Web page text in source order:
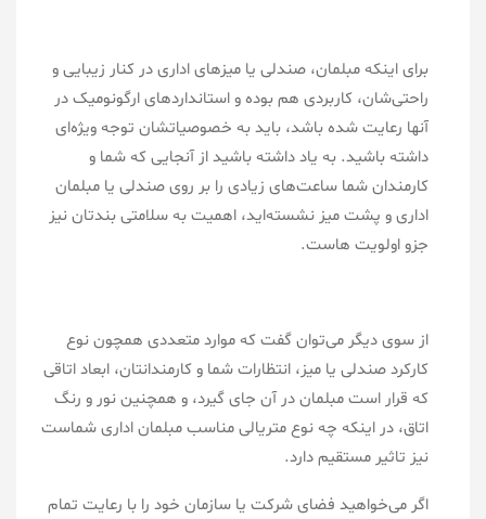
برای اینکه مبلمان، صندلی یا میزهای اداری در کنار زیبایی و
راحتی‌شان، کاربردی هم بوده و استانداردهای ارگونومیک در
آنها رعایت شده باشد، باید به خصوصیاتشان توجه ویژه‌ای
داشته باشید. به یاد داشته باشید از آنجایی که شما و
کارمندان شما ساعت‌های زیادی را بر روی صندلی یا مبلمان
اداری و پشت میز نشسته‌اید، اهمیت به سلامتی بندتان نیز
جزو اولویت هاست.
از سوی دیگر می‌توان گفت که موارد متعددی همچون نوع
کارکرد صندلی یا میز، انتظارات شما و کارمندانتان، ابعاد اتاقی
که قرار است مبلمان در آن جای گیرد، و همچنین نور و رنگ
اتاق، در اینکه چه نوع متریالی مناسب مبلمان اداری شماست
نیز تاثیر مستقیم دارد.
اگر می‌خواهید فضای شرکت یا سازمان خود را با رعایت تمام